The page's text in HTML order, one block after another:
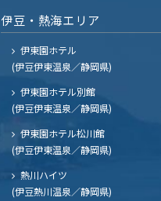
伊豆・熱海エリア
伊東園ホテル
(伊豆伊東温泉／静岡県)
伊東園ホテル別館
(伊豆伊東温泉／静岡県)
伊東園ホテル松川館
(伊豆伊東温泉／静岡県)
熱川ハイツ
(伊豆熱川温泉／静岡県)